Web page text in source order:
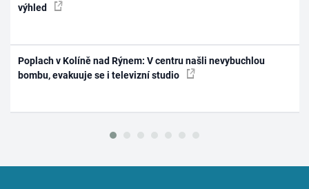
výhled
Poplach v Kolíně nad Rýnem: V centru našli nevybuchlou
bombu, evakuuje se i televizní studio